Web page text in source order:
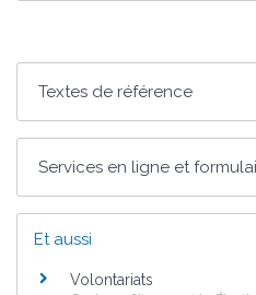
Textes de référence
Services en ligne et
Et aussi
Volontariats